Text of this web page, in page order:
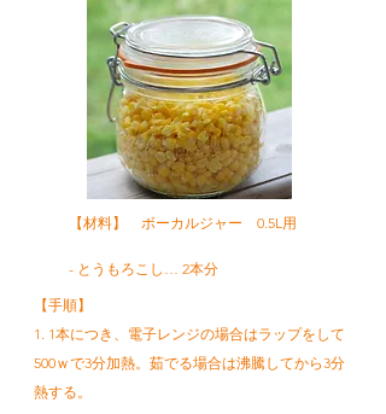
【材料】 ボーカルジャー 0.5L用
- とうもろこし… 2本分
【手順】
1. 1本につき、電子レンジの場合はラップをして
500ｗで3分加熱。茹でる場合は沸騰してから3分
熱する。